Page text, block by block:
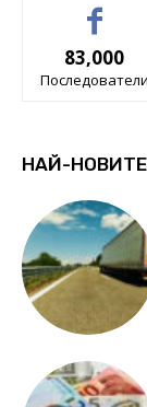
83,000
Последователи
НАЙ-